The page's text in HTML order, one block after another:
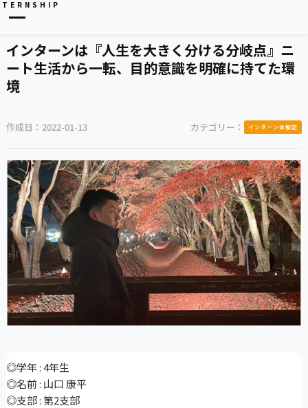
インターンは『人生を大きく分ける分岐点』ニ
ート生活から一転、目的意識を明確に持てた環
境
作成日： 2022-01-13 カテゴリー： インターン体験記
◎学年 : 4年生
◎名前 : 山口 康平
◎支部 : 第2支部